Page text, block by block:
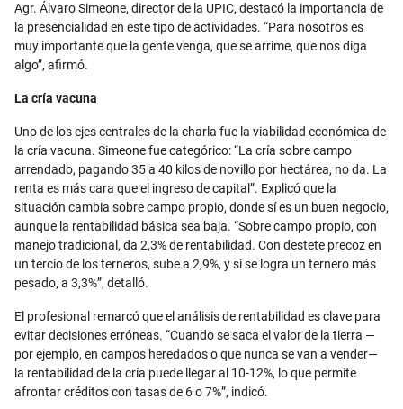
Agr. Álvaro Simeone, director de la UPIC, destacó la importancia de
la presencialidad en este tipo de actividades. “Para nosotros es
muy importante que la gente venga, que se arrime, que nos diga
algo”, afirmó.
La cría vacuna
Uno de los ejes centrales de la charla fue la viabilidad económica de
la cría vacuna. Simeone fue categórico: “La cría sobre campo
arrendado, pagando 35 a 40 kilos de novillo por hectárea, no da. La
renta es más cara que el ingreso de capital”. Explicó que la
situación cambia sobre campo propio, donde sí es un buen negocio,
aunque la rentabilidad básica sea baja. “Sobre campo propio, con
manejo tradicional, da 2,3% de rentabilidad. Con destete precoz en
un tercio de los terneros, sube a 2,9%, y si se logra un ternero más
pesado, a 3,3%”, detalló.
El profesional remarcó que el análisis de rentabilidad es clave para
evitar decisiones erróneas. “Cuando se saca el valor de la tierra —
por ejemplo, en campos heredados o que nunca se van a vender—
la rentabilidad de la cría puede llegar al 10-12%, lo que permite
afrontar créditos con tasas de 6 o 7%”, indicó.